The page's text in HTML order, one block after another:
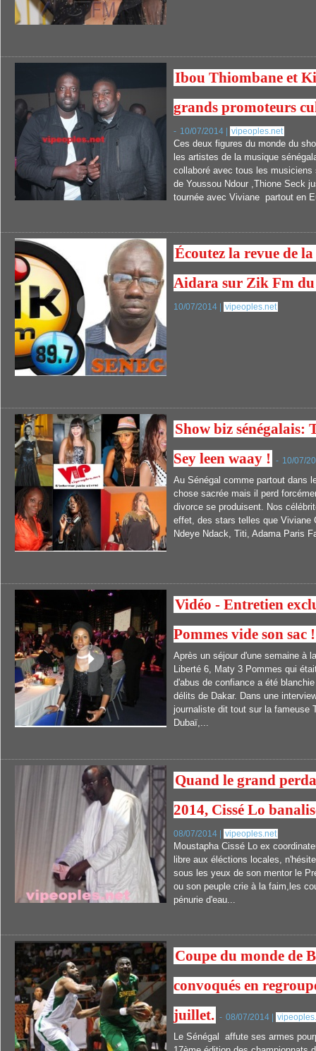
Ibou Thiombane et
grands promoteurs
- 10/07/2014 | vipeoples.net
Ces deux figures du monde du
les artistes de la musique
collaboré avec tous les musiciens
de Youssou Ndour ,Thione Seck
tournée avec Viviane partout en
Écoutez la revue de
Aidara sur Zik Fm
10/07/2014 | vipeoples.net
Show biz sénégalais:
Sey leen waay ! - 10/07/
Au Sénégal comme partout dans
chose sacrée mais il perd
divorce se produisent. Nos
effet, des stars telles que Viviane
Ndeye Ndack, Titi, Adama Paris
Vidéo - Entretien
Pommes vide son sac !
Après un séjour d'une semaine à
Liberté 6, Maty 3 Pommes qui
d'abus de confiance a été
délits de Dakar. Dans une
journaliste dit tout sur la fameuse
Dubaï,...
Quand le grand
2014, Cissé Lo
08/07/2014 | vipeoples.net
Moustapha Cissé Lo ex
libre aux éléctions locales,
sous les yeux de son mentor le
ou son peuple crie à la faim,les
pénurie d'eau...
Coupe du monde de
convoqués en
juillet. - 08/07/2014 |
Le Sénégal affute ses armes